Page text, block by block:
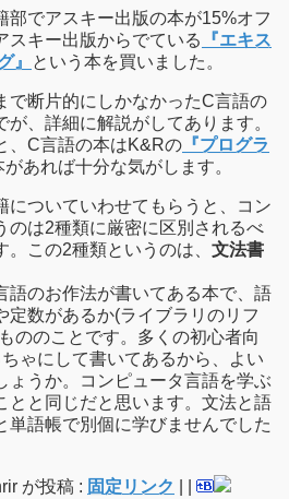
部でアスキー出版の本が15%オフ
スキー出版からでている
『エキス
』
という本を買いました。
で断片的にしかなかったC言語の
、詳細に解説がしてあります。
、C言語の本はK&Rの 『プログラ
があれば十分な気がします。
についていわせてもらうと、コン
のは2種類に厳密に区別されるべ
この2種類というのは、 文法書
語のお作法が書いてある本で、語
定数があるか(ライブラリのリフ
ののことです。多くの初心者向
ゃにして書いてあるから、よい
ょうか。コンピュータ言語を学ぶ
とと同じだと思います。文法と語
単語帳で別個に学びませんでした
が投稿 : 固定リンク